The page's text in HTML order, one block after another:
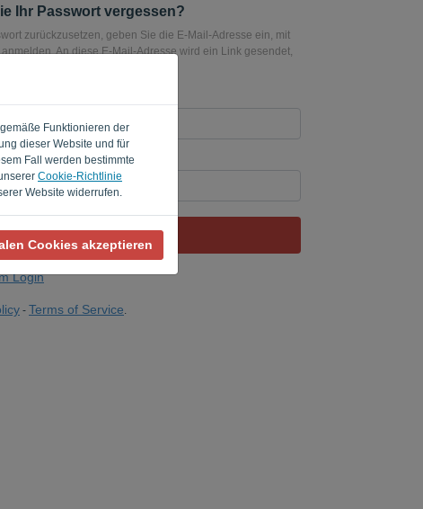
Funktionieren der
dieser Website und für
Fall werden bestimmte
Cookie-Richtlinie
Website widerrufen.
Cookies akzeptieren
Ihr Passwort vergessen?
zurückzusetzen, geben Sie die E-Mail-Adresse ein, mit
An diese E-Mail-Adresse wird ein Link gesendet,
Computer? Füllen Sie '
LINK SENDEN
Login
- Terms of Service